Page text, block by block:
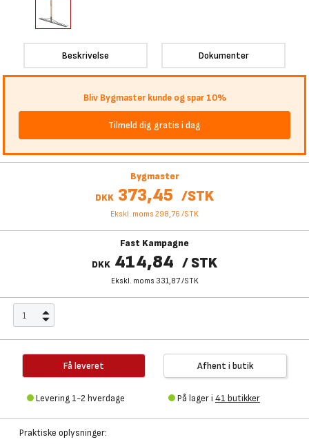
Beskrivelse Dokumenter
Bliv Bygmaster kunde og spar 10%
Tilmeld dig gratis i dag
Bygmaster
DKK 373,45 /STK
Ekskl. moms 298,76 /STK
Fast Kampagne
DKK 414,84 /STK
Ekskl. moms 331,87/STK
Få leveret
Levering 1-2 hverdage
Afhent i butik
På lager i 41 butikker
Praktiske oplysninger: